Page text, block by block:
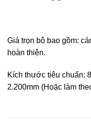
Giá trọn bộ bao gồm:
hoàn thiện.
Kích thước tiêu chuẩn:
2.200mm (Hoặc làm